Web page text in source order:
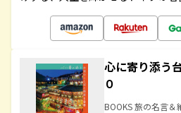
心に寄り添う
０
BOOKS 旅の名言＆